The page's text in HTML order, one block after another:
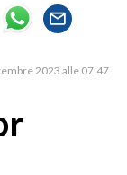
2023 alle 07:47